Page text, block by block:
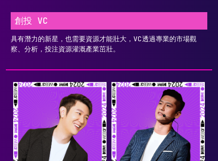
創投 VC
具有潛力的新星，也需要資源才能壯大，VC透過專業的市場觀
察、分析，投注資源灌溉產業茁壯。